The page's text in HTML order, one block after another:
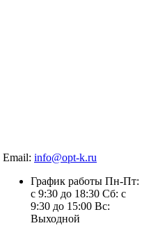
Email: info@opt-k.ru
График работы Пн-Пт:
с 9:30 до 18:30 Сб: с
9:30 до 15:00 Вс:
Выходной